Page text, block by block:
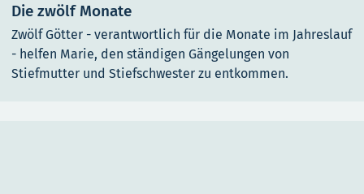
Die zwölf Monate
Zwölf Götter - verantwortlich für die Monate im Jahreslauf
- helfen Marie, den ständigen Gängelungen von
Stiefmutter und Stiefschwester zu entkommen.